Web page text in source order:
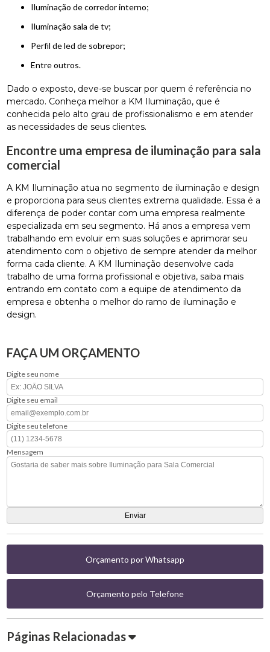
iluminação de corredor interno;
iluminação sala de tv;
perfil de led de sobrepor;
entre outros.
Dado o exposto, deve-se buscar por quem é referência no
mercado. Conheça melhor a KM Iluminação, que é
conhecida pelo alto grau de profissionalismo e em atender
as necessidades de seus clientes.
Encontre uma empresa de iluminação para sala
comercial
A KM Iluminação atua no segmento de iluminação e design
e proporciona para seus clientes extrema qualidade. Essa é a
diferença de poder contar com uma empresa realmente
especializada em seu segmento. Há anos a empresa vem
trabalhando em evoluir em suas soluções e aprimorar seu
atendimento com o objetivo de sempre atender da melhor
forma cada cliente. A KM Iluminação desenvolve cada
trabalho de uma forma profissional e objetiva, saiba mais
entrando em contato com a equipe de atendimento da
empresa e obtenha o melhor do ramo de iluminação e
design.
FAÇA UM ORÇAMENTO
Digite seu nome
Digite seu email
Digite seu telefone
Mensagem
Orçamento por Whatsapp
Orçamento pelo Telefone
Páginas Relacionadas